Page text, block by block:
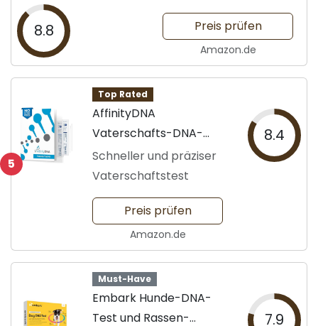
8.8 Preis prüfen
Amazon.de
5
Top Rated
AffinityDNA
Vaterschafts-DNA-
Testkit
Schneller und präziser
Vaterschaftstest
8.4
Preis prüfen
Amazon.de
Must-Have
Embark Hunde-DNA-
Test und Rassen-
7.9